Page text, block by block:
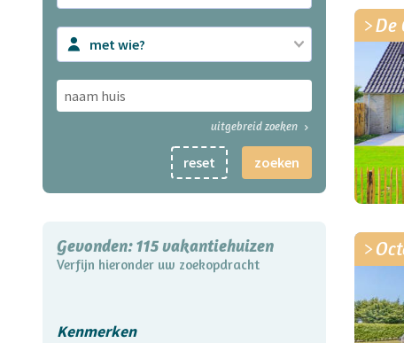
met wie?
uitgebreid zoeken
zoeken
reset
Gevonden:115vakantiehuizen
Verfijn hieronder uw zoekopdracht
Kenmerken
De